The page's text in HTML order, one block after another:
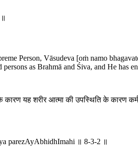
Person, Vāsudeva [oṁ namo
as Brahmā and Śiva, and He
यह शरीर आत्मा की उपस्थिति के कारण
parezAyAbhidhImahi ॥ 8-3-2 ॥